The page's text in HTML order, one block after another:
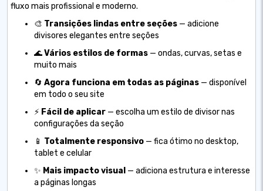
fluxo mais profissional e moderno.
🎨 Transições lindas entre seções — adicione
divisores elegantes entre seções
🌊Vários estilos de formas — ondas, curvas, setas e
muito mais
🔄 Agora funciona em todas as páginas — disponível
em todo o seu site
⚡ Fácil de aplicar — escolha um estilo de divisor nas
configurações da seção
📱 Totalmente responsivo — fica ótimo no desktop,
tablet e celular
✨ Mais impacto visual — adiciona estrutura e interesse
a páginas longas